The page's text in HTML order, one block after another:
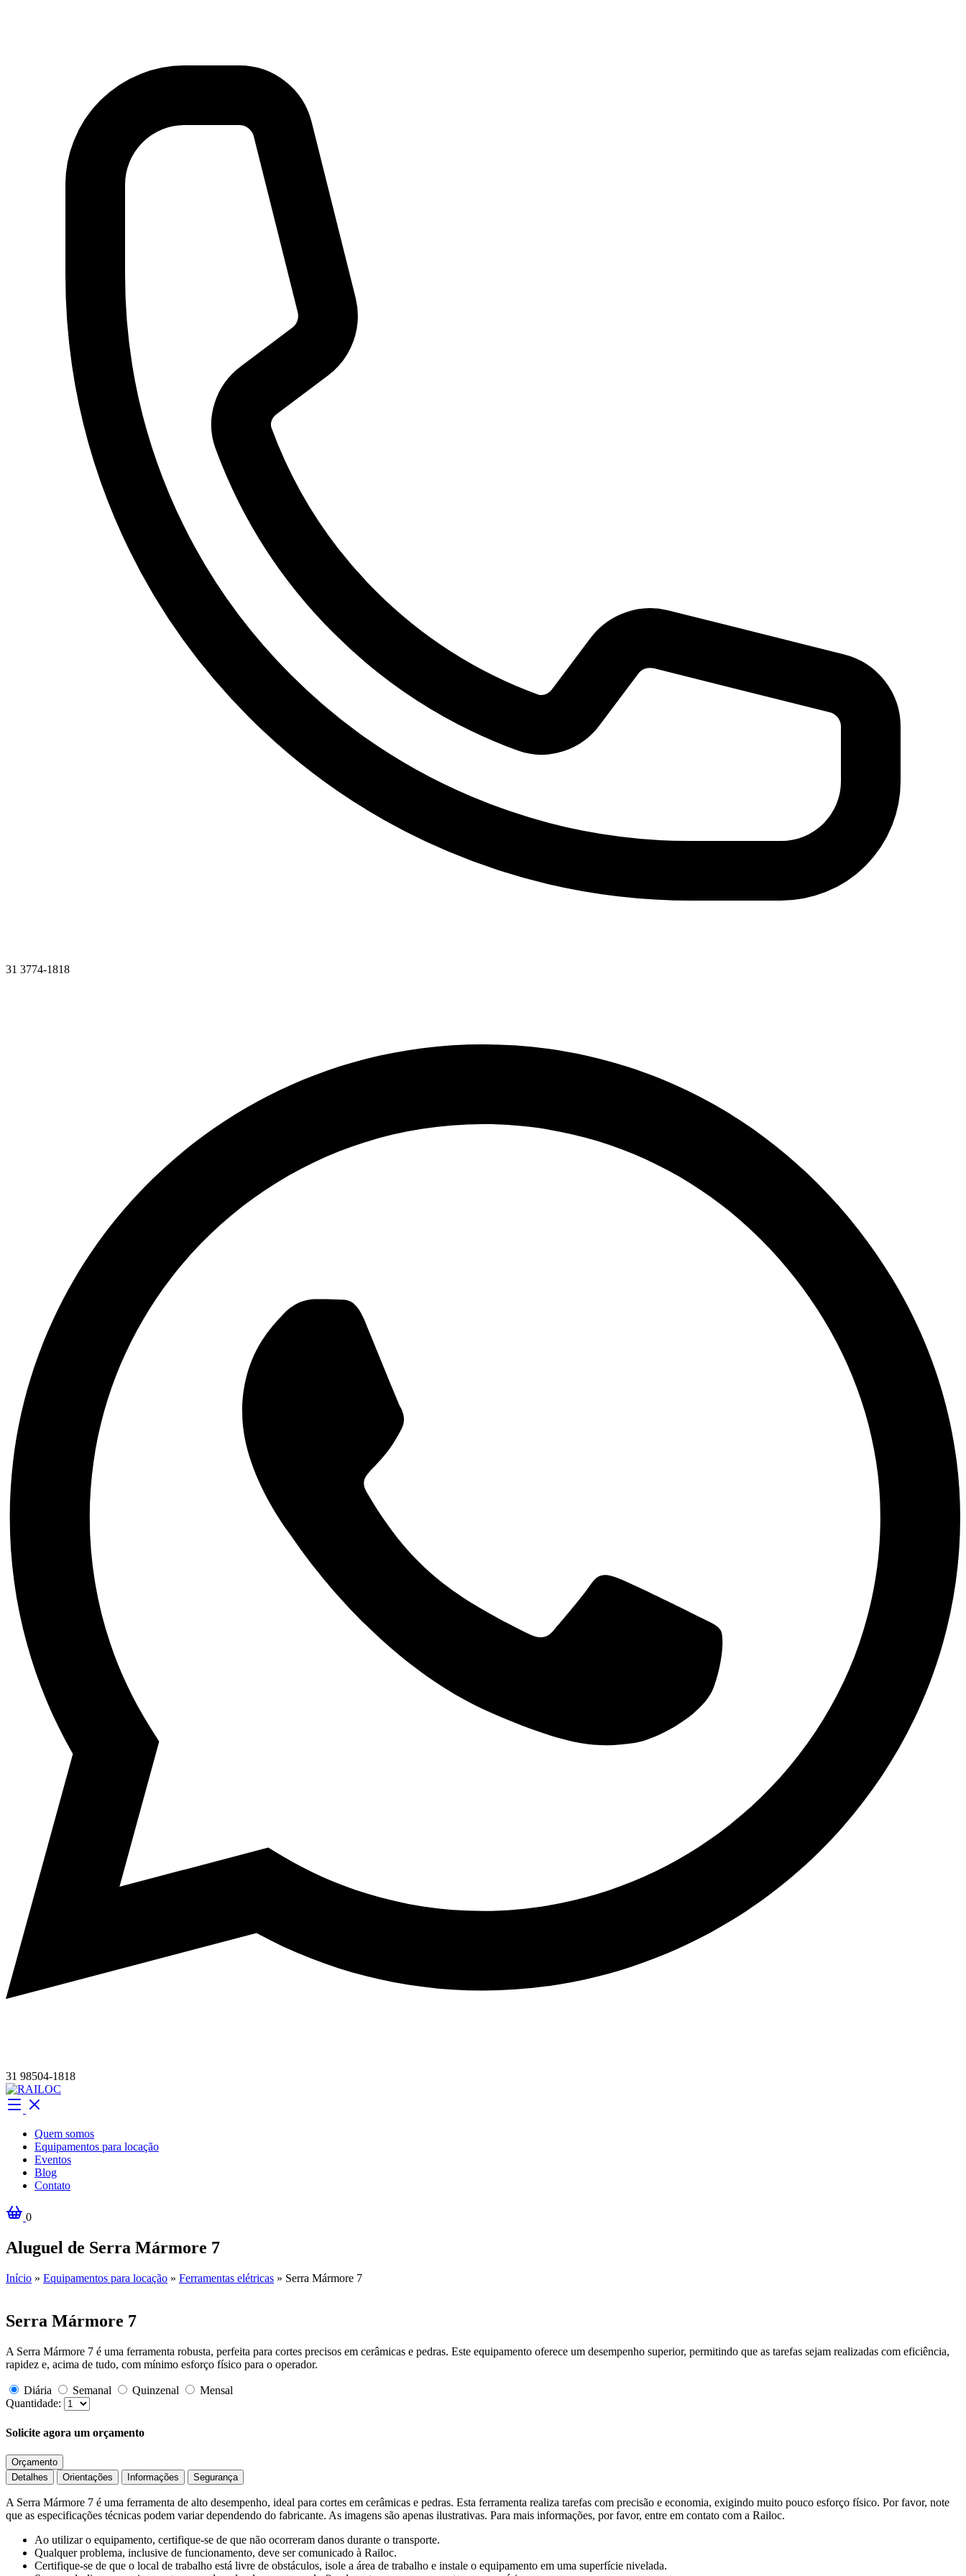
31 3774-1818
31 98504-1818
Quem somos
Equipamentos para locação
Eventos
Blog
Contato
0
Aluguel de Serra Mármore 7
Início » Equipamentos para locação » Ferramentas elétricas » Serra Mármore 7
Serra Mármore 7
A Serra Mármore 7 é uma ferramenta robusta, perfeita para cortes precisos em cerâmicas e pedras. Este equipamento oferece um desempenho superior, permitindo que as tarefas sejam realizadas com eficiência,
rapidez e, acima de tudo, com mínimo esforço físico para o operador.
Diária Semanal Quinzenal
Mensal
Quantidade:
Solicite agora um orçamento
Orçamento
Detalhes
Orientações Informações Segurança
A Serra Mármore 7 é uma ferramenta de alto desempenho, ideal para cortes em cerâmicas e pedras. Esta ferramenta realiza tarefas com precisão e economia, exigindo muito pouco esforço físico. Por favor, note
que as especificações técnicas podem variar dependendo do fabricante. As imagens são apenas ilustrativas. Para mais informações, por favor, entre em contato com a Railoc.
Ao utilizar o equipamento, certifique-se de que não ocorreram danos durante o transporte.
Qualquer problema, inclusive de funcionamento, deve ser comunicado à Railoc.
Certifique-se de que o local de trabalho está livre de obstáculos, isole a área de trabalho e instale o equipamento em uma superfície nivelada.